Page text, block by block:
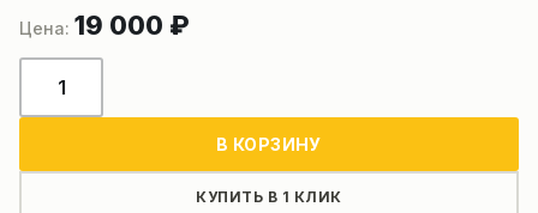
19 000 ₽
товара
В КОРЗИНУ
КУПИТЬ В 1 КЛИК